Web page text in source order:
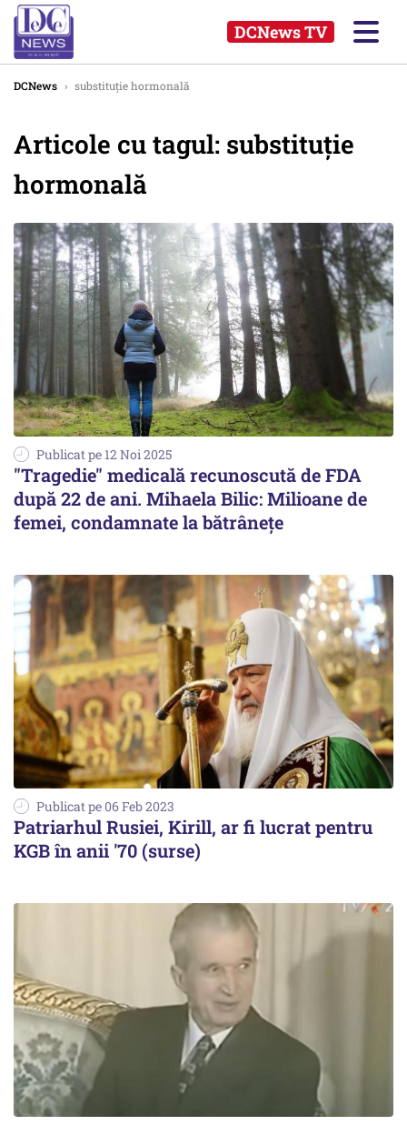
DCNews TV
DCNews › substituție hormonală
Articole cu tagul: substituție
hormonală
Publicat pe 12 Noi 2025
"Tragedie" medicală recunoscută de FDA
după 22 de ani. Mihaela Bilic: Milioane de
femei, condamnate la bătrânețe
Publicat pe 06 Feb 2023
Patriarhul Rusiei, Kirill, ar fi lucrat pentru
KGB în anii '70 (surse)